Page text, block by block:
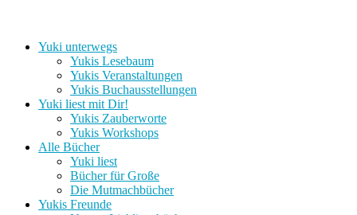
Yuki unterwegs
Yukis Lesebaum
Yukis Veranstaltungen
Yukis Buchausstellungen
Yuki liest mit Dir!
Yukis Zauberworte
Yukis Workshops
Alle Bücher
Yuki liest
Bücher für Große
Die Mutmachbücher
Yukis Freunde